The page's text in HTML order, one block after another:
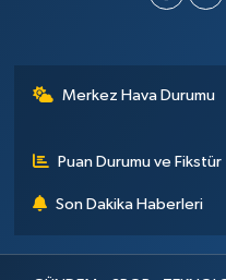
Merkez Hava Durumu
Puan Durumu ve Fikstür
Son Dakika Haberleri